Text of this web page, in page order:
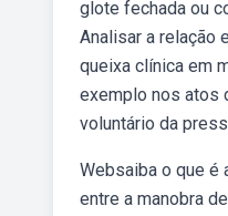
glote fechada ou
Analisar a relação
queixa clínica em
exemplo nos atos
voluntário da
Websaiba o que é
entre a manobra